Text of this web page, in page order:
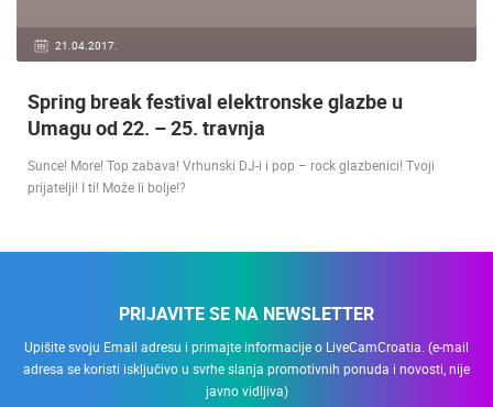
21.04.2017.
Spring break festival elektronske glazbe u
Umagu od 22. – 25. travnja
Sunce! More! Top zabava! Vrhunski DJ-i i pop – rock glazbenici! Tvoji
prijatelji! I ti! Može li bolje!?
PRIJAVITE SE NA NEWSLETTER
Upišite svoju Email adresu i primajte informacije o LiveCamCroatia. (e-mail
adresa se koristi isključivo u svrhe slanja promotivnih ponuda i novosti, nije
javno vidljiva)